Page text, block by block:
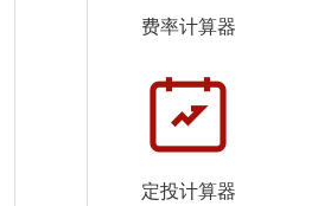
07-21
2026-
1.0608
2026-
1.0853
费率计算器
定投计算器